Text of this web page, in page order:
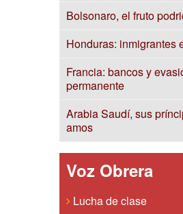
Bolsonaro, el fruto
Honduras: inmigrantes
Francia: bancos y
permanente
Arabia Saudí, sus
amos
Voz Obrera
Lucha de clase